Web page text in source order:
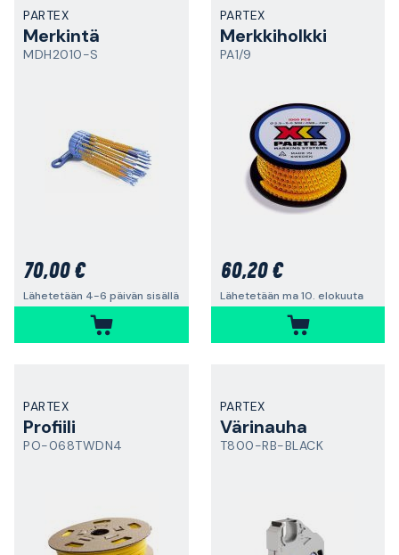
PARTEX
Merkintä
MDH2010-S
70,00 €
Lähetetään 4-6 päivän sisällä
PARTEX
Merkkiholkki
PA1/9
60,20 €
Lähetetään ma 10. elokuuta
PARTEX
Profiili
PO-068TWDN4
PARTEX
Värinauha
T800-RB-BLACK